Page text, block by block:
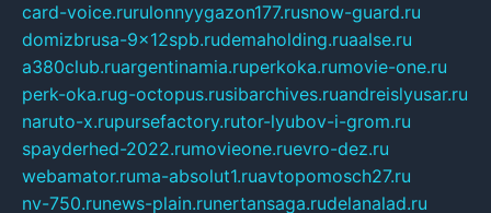
card-voice.rurulonnyygazon177.rusnow-guard.ru
domizbrusa-9x12spb.rudemaholding.ruaalse.ru
a380club.ruargentinamia.ruperkoka.rumovie-one.ru
perk-oka.rug-octopus.rusibarchives.ruandreislyusar.ru
naruto-x.rupursefactory.rutor-lyubov-i-grom.ru
spayderhed-2022.rumovieone.ruevro-dez.ru
webamator.ruma-absolut1.ruavtopomosch27.ru
nv-750.runews-plain.runertansaga.rudelanalad.ru